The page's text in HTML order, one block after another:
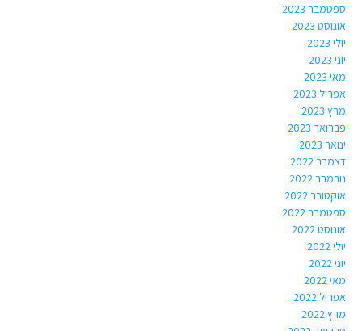
ספטמבר 2023
אוגוסט 2023
יולי 2023
יוני 2023
מאי 2023
אפריל 2023
מרץ 2023
פברואר 2023
ינואר 2023
דצמבר 2022
נובמבר 2022
אוקטובר 2022
ספטמבר 2022
אוגוסט 2022
יולי 2022
יוני 2022
מאי 2022
אפריל 2022
מרץ 2022